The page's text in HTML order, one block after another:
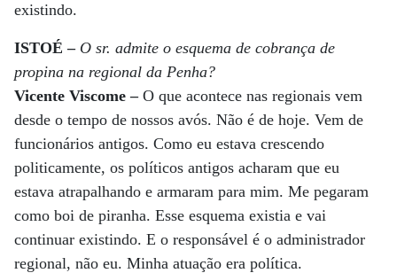
existindo.
ISTOÉ – O sr. admite o esquema de cobrança de
propina na regional da Penha?
Vicente Viscome –O que acontece nas regionais vem
desde o tempo de nossos avós. Não é de hoje. Vem de
funcionários antigos. Como eu estava crescendo
politicamente, os políticos antigos acharam que eu
estava atrapalhando e armaram para mim. Me pegaram
como boi de piranha. Esse esquema existia e vai
continuar existindo. E o responsável é o administrador
regional, não eu. Minha atuação era política.